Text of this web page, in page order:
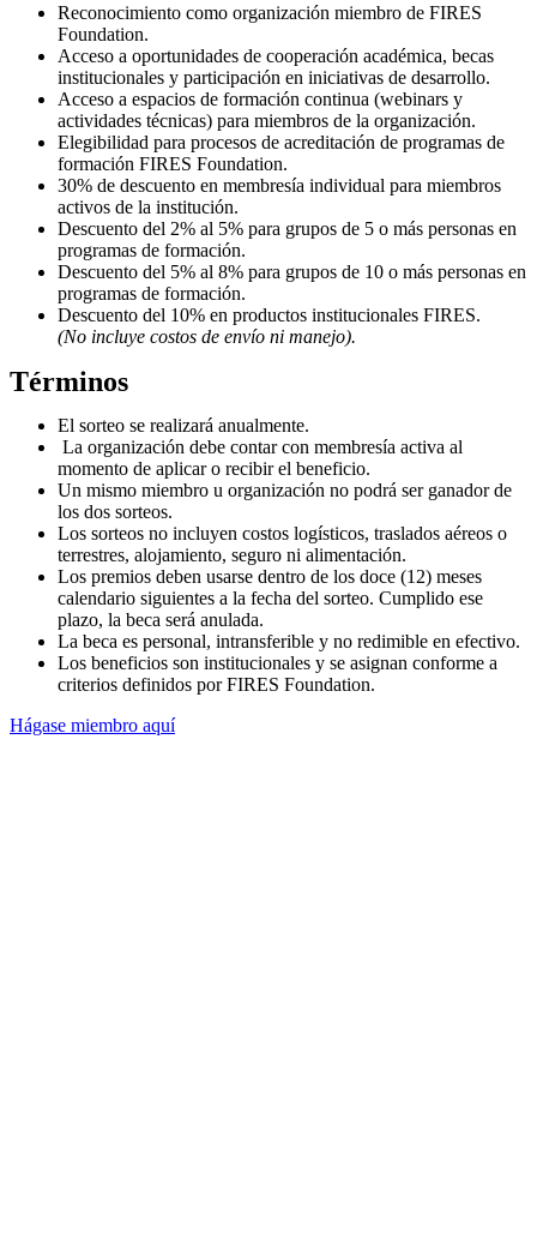
Reconocimiento como organización miembro de FIRES
Foundation.
Acceso a oportunidades de cooperación académica, becas
institucionales y participación en iniciativas de desarrollo.
Acceso a espacios de formación continua (webinars y
actividades técnicas) para miembros de la organización.
Elegibilidad para procesos de acreditación de programas de
formación FIRES Foundation.
30% de descuento en membresía individual para miembros
activos de la institución.
Descuento del 2% al 5% para grupos de 5 o más personas en
programas de formación.
Descuento del 5% al 8% para grupos de 10 o más personas en
programas de formación.
Descuento del 10% en productos institucionales FIRES.
(No incluye costos de envío ni manejo).
Términos
El sorteo se realizará anualmente.
La organización debe contar con membresía activa al
momento de aplicar o recibir el beneficio.
Un mismo miembro u organización no podrá ser ganador de
los dos sorteos.
Los sorteos no incluyen costos logísticos, traslados aéreos o
terrestres, alojamiento, seguro ni alimentación.
Los premios deben usarse dentro de los doce (12) meses
calendario siguientes a la fecha del sorteo. Cumplido ese
plazo, la beca será anulada.
La beca es personal, intransferible y no redimible en efectivo.
Los beneficios son institucionales y se asignan conforme a
criterios definidos por FIRES Foundation.
Hágase miembro aquí